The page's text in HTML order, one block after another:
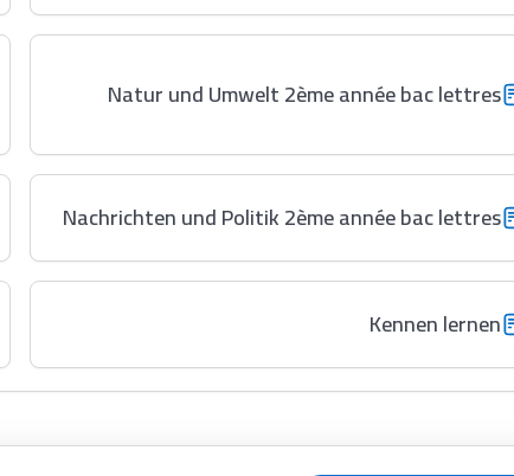
Natur und Umwelt 2ème année bac lettres
Nachrichten und Politik 2ème année bac lettres
Kennen lernen